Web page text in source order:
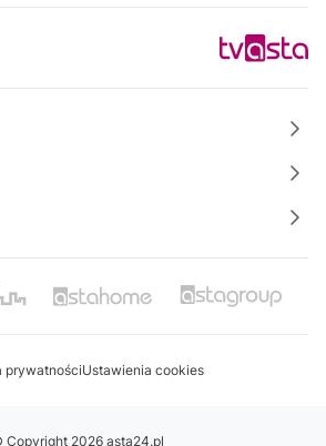
prywatnościUstawienia cookies
Copyright 2026 asta24.pl